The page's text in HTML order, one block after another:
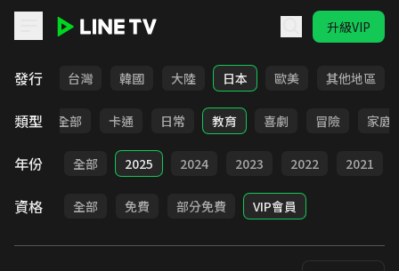
升級VIP
發行
全部 台灣 韓國 大陸 日本 歐美 其他地區
類型 全部 卡通 日常 教育 喜劇 冒險 家庭
年份 全部 2025 2024 2023 2022 2021
資格 全部 免費 部分免費 VIP會員